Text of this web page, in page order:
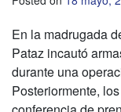
En la madrugada
Pataz incautó
durante una
Posteriormente,